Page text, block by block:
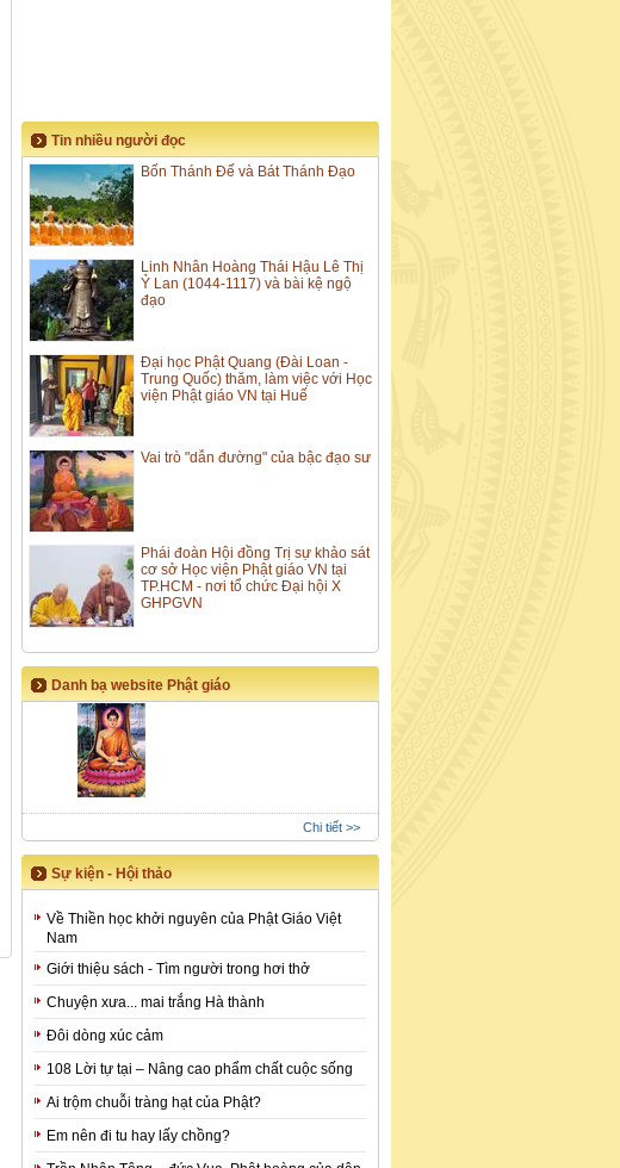
Tin nhiều người đọc
Bốn Thánh Đế và Bát Thánh Đạo
Linh Nhân Hoàng Thái Hậu Lê Thị
Ỷ Lan (1044-1117) và bài kệ ngộ
đạo
Đại học Phật Quang (Đài Loan -
Trung Quốc) thăm, làm việc với Học
viện Phật giáo VN tại Huế
Vai trò "dẫn đường" của bậc đạo sư
Phái đoàn Hội đồng Trị sự khảo sát
cơ sở Học viện Phật giáo VN tại
TP.HCM - nơi tổ chức Đại hội X
GHPGVN
Danh bạ website Phật giáo
Chi tiết >>
Sự kiện - Hội thảo
Về Thiền học khởi nguyên của Phật Giáo Việt
Nam
Giới thiệu sách - Tìm người trong hơi thở
Chuyện xưa... mai trắng Hà thành
Đôi dòng xúc cảm
108 Lời tự tại – Nâng cao phẩm chất cuộc sống
Ai trộm chuỗi tràng hạt của Phật?
Em nên đi tu hay lấy chồng?